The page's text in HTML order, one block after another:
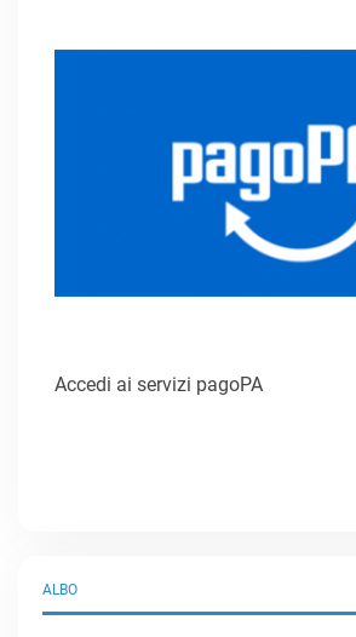
Accedi ai servizi pagoPA
ALBO